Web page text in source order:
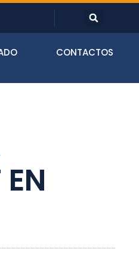
CONTACTOS